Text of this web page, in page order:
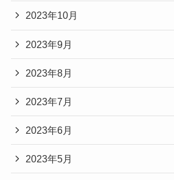
2023年10月
2023年9月
2023年8月
2023年7月
2023年6月
2023年5月